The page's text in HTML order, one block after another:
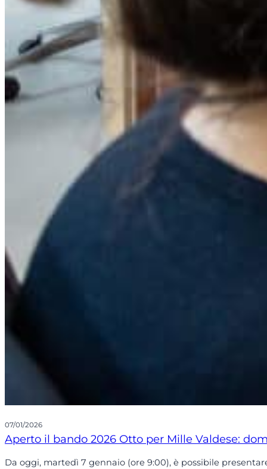
07/01/2026
Aperto il bando 2026 Otto per Mille Valdese:
Da oggi, martedì 7 gennaio (ore 9:00), è possibile